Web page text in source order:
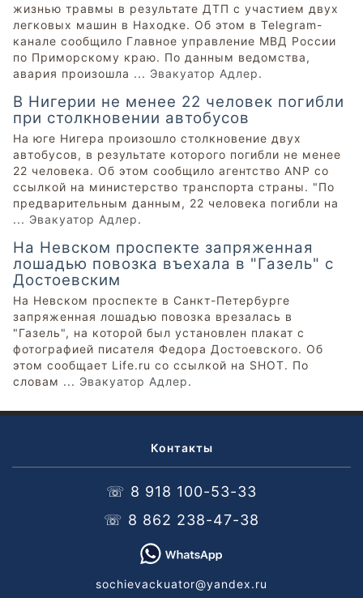
жизнью травмы в результате ДТП с участием двух
легковых машин в Находке. Об этом в Telegram-
канале сообщило Главное управление МВД России
по Приморскому краю. По данным ведомства,
авария произошла ... Эвакуатор Адлер.
В Нигерии не менее 22 человек погибли
при столкновении автобусов
На юге Нигера произошло столкновение двух
автобусов, в результате которого погибли не менее
22 человека. Об этом сообщило агентство ANP со
ссылкой на министерство транспорта страны. "По
предварительным данным, 22 человека погибли на
... Эвакуатор Адлер.
На Невском проспекте запряженная
лошадью повозка въехала в "Газель" с
Достоевским
На Невском проспекте в Санкт-Петербурге
запряженная лошадью повозка врезалась в
"Газель", на которой был установлен плакат с
фотографией писателя Федора Достоевского. Об
этом сообщает Life.ru со ссылкой на SHOT. По
словам ... Эвакуатор Адлер.
Контакты
☏ 8 918 100-53-33
☏ 8 862 238-47-38
sochievackuator@yandex.ru